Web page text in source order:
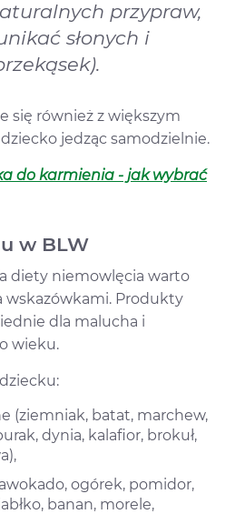
przypraw,
słonych i
się również z większym
jedząc samodzielnie.
do karmienia - jak wybrać
w BLW
diety niemowlęcia warto
wskazówkami. Produkty
dla malucha i
wieku.
(ziemniak, batat, marchew,
dynia, kalafior, brokuł,
ogórek, pomidor,
banan, morele,